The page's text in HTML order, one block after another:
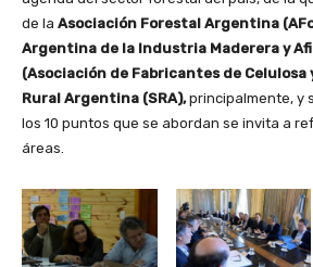
de la Asociación Forestal Argentina
Argentina de la Industria Maderera y
(Asociación de Fabricantes de Celulosa
Rural Argentina (SRA),principalmente, y
los 10 puntos que se abordan se invita a
áreas.